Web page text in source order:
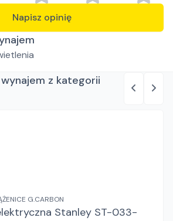
Napisz opinię
z kategorii
WYPOŻYCZALNIA KSIĄŻENICE G.CARBON
Stanley ST-033-